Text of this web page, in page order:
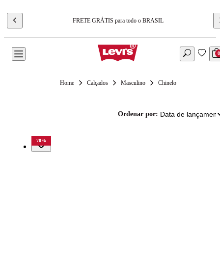
FRETE GRÁTIS para todo o BRASIL
0
Calçados Masculino Chinelo
Ordenar por:
70%